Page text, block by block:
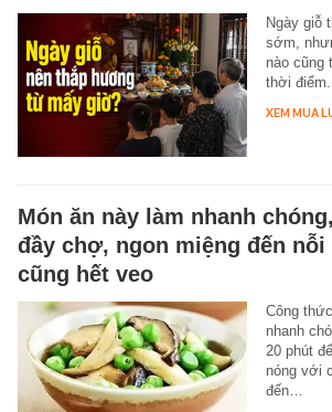
Ngày giỗ
sớm,
nào cũng
thời
XEM MUA
Món ăn này làm nhanh
đầy chợ, ngon miệng đến
cũng hết veo
Công
nhanh
20 phút
nóng với
đến…